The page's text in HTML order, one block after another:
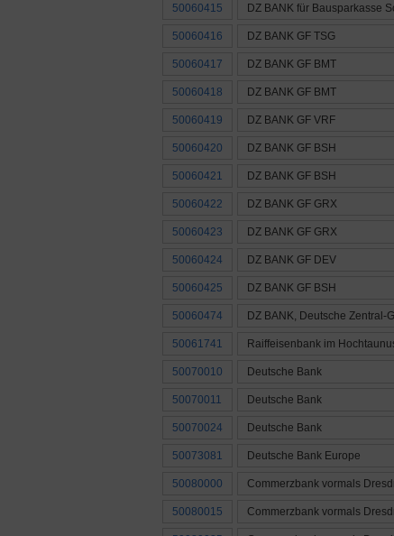
50060415 DZ BANK für Bausparkasse
50060416 DZ BANK GF TSG
50060417 DZ BANK GF BMT
50060418 DZ BANK GF BMT
50060419 DZ BANK GF VRF
50060420 DZ BANK GF BSH
50060421 DZ BANK GF BSH
50060422 DZ BANK GF GRX
50060423 DZ BANK GF GRX
50060424 DZ BANK GF DEV
50060425 DZ BANK GF BSH
50060474 DZ BANK, Deutsche Zentral-
50061741 Raiffeisenbank im
50070010 Deutsche Bank
50070011 Deutsche Bank
50070024 Deutsche Bank
50073081 Deutsche Bank Europe
50080000 Commerzbank vormals
50080015 Commerzbank vormals